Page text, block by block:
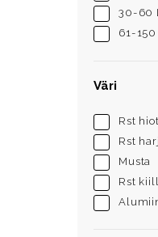
30-60
61-
Väri
Rst
Rst
Musta
Rst